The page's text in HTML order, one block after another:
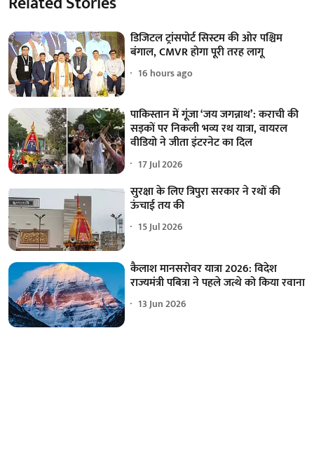
डिजिटल ट्रांसपोर्ट सिस्टम की ओर पश्चिम
बंगाल, CMVR होगा पूरी तरह लागू
16 hours ago
पाकिस्तान में गूंजा ‘जय जगन्नाथ’: कराची की
सड़कों पर निकली भव्य रथ यात्रा, वायरल
वीडियो ने जीता इंटरनेट का दिल
17 Jul 2026
सुरक्षा के लिए त्रिपुरा सरकार ने रथों की
ऊंचाई तय की
15 Jul 2026
कैलाश मानसरोवर यात्रा 2026: ‌विदेश
राज्यमंत्री पबित्रा ने पहले जत्थे को किया रवाना
13 Jun 2026